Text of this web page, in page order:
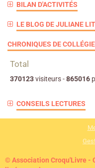
BILAN D'ACTIVITÉS
LE BLOG DE JULIANE LIT
CHRONIQUES DE
Total
370123visiteurs -865016
CONSEILS LECTURES
© Association Croqu'Livre -